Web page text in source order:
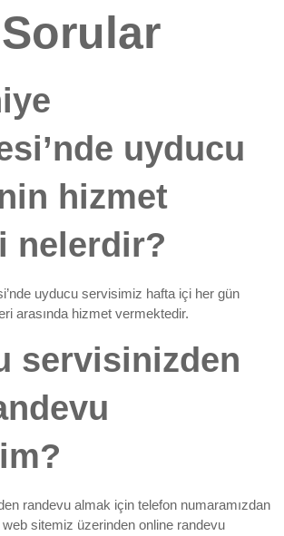
Sorular
uyducu
hizmet
nelerdir?
uyducu servisimiz hafta içi her gün
arasında hizmet vermektedir.
servisinizden
randevu almak için telefon numaramızdan
sitemiz üzerinden online randevu